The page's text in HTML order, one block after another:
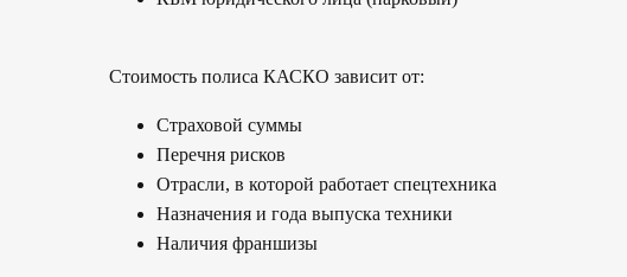
Стоимость полиса КАСКО зависит от:
Страховой суммы
Перечня рисков
Отрасли, в которой работает спецтехника
Назначения и года выпуска техники
Наличия франшизы